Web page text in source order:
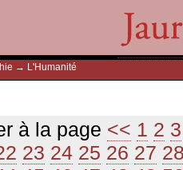
→ L'Humanité
à la page << 1 2 3
23 24 25 26 27